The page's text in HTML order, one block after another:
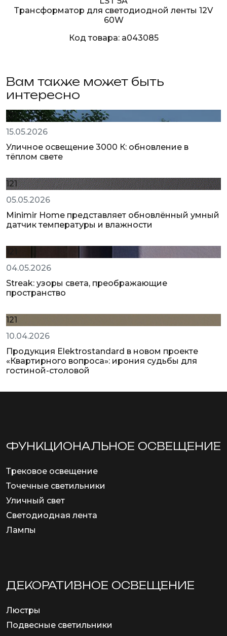
Трансформатор для светодиодной ленты 12V
60W
Код товара: a043085
Вам также может быть
интересно
121
15.05.2026
Уличное освещение 3000 К: обновление в
тёплом свете
121
05.05.2026
Minimir Home представляет обновлённый умный
датчик температуры и влажности
04.05.2026
Streak: узоры света, преображающие
пространство
121
10.04.2026
Продукция Elektrostandard в новом проекте
«Квартирного вопроса»: ирония судьбы для
гостиной-столовой
ФУНКЦИОНА­ЛЬНОЕ ОСВЕЩЕНИЕ
Трековое освещение
Точечные светильники
Уличный свет
Светодиодная лента
Лампы
ДЕКОРАТИВНОЕ ОСВЕЩЕНИЕ
Люстры
Подвесные светильники